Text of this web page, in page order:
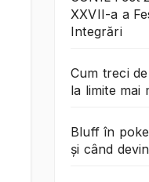
XXVII-a a
Integrări
Cum treci
la limite mai
Bluff în
și când